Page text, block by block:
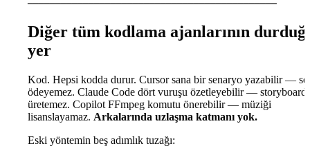
Diğer tüm kodlama ajanlarının
yer
Kod. Hepsi kodda durur. Cursor sana bir senaryo yazabilir —
ödeyemez. Claude Code dört vuruşu özetleyebilir — storyboard
üretemez. Copilot FFmpeg komutu önerebilir — müziği
lisanslayamaz. Arkalarında uzlaşma katmanı yok.
Eski yöntemin beş adımlık tuzağı: